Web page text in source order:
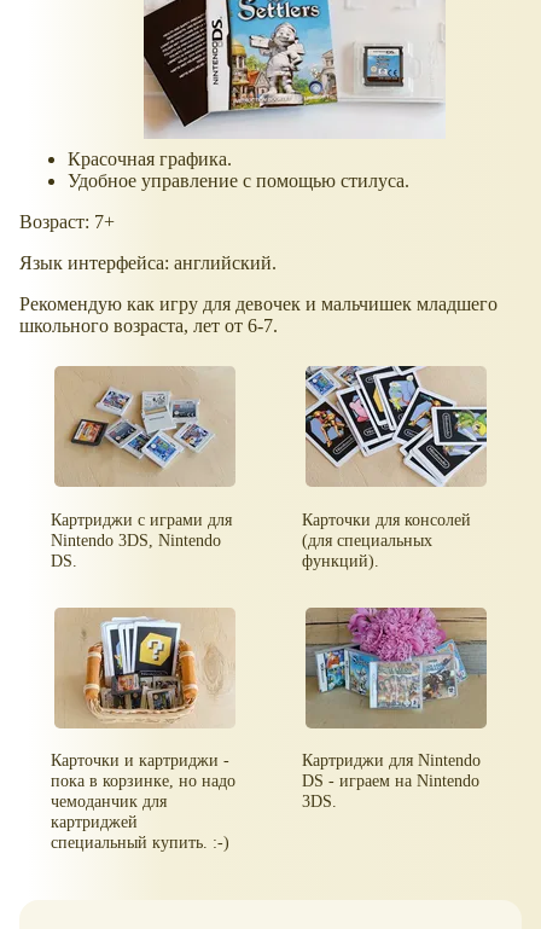
Красочная графика.
Удобное управление с помощью стилуса.
Возраст: 7+
Язык интерфейса: английский.
Рекомендую как игру для девочек и мальчишек младшего
школьного возраста, лет от 6-7.
Картриджи с играми для
Nintendo 3DS, Nintendo
DS.
Карточки для консолей
(для специальных
функций).
Карточки и картриджи -
пока в корзинке, но надо
чемоданчик для
картриджей
специальный купить. :-)
Картриджи для Nintendo
DS - играем на Nintendo
3DS.